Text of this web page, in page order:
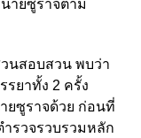
ายซูราจตาม
วนสอบสวน พบว่า
รยาทั้ง 2 ครั้ง
ยซูราจด้วย ก่อนที่
รวจรวบรวมหลัก